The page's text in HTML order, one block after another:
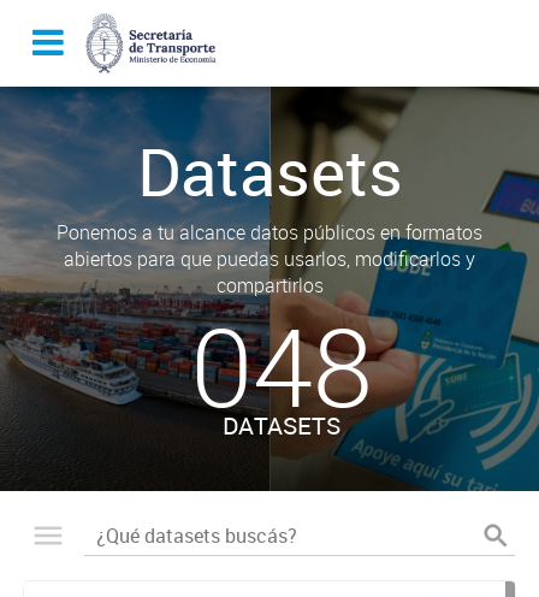
Datasets
Ponemos a tu alcance datos públicos en formatos
abiertos para que puedas usarlos, modificarlos y
compartirlos
048
DATASETS